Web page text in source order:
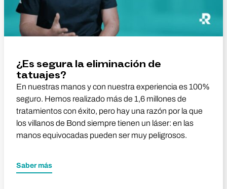
¿Es segura la eliminación de
tatuajes?
En nuestras manos y con nuestra experiencia es 100%
seguro. Hemos realizado más de 1,6 millones de
tratamientos con éxito, pero hay una razón por la que
los villanos de Bond siempre tienen un láser: en las
manos equivocadas pueden ser muy peligrosos.
Saber más